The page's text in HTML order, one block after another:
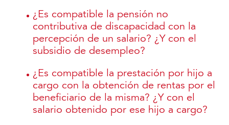
¿Es compatible la pensión no
contributiva de discapacidad con la
percepción de un salario? ¿Y con el
subsidio de desempleo?
¿Es compatible la prestación por hijo a
cargo con la obtención de rentas por el
beneficiario de la misma? ¿Y con el
salario obtenido por ese hijo a cargo?